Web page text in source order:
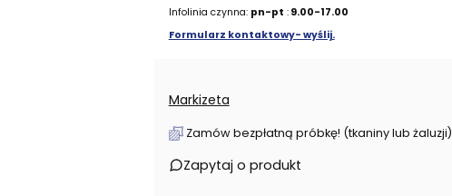
Infolinia czynna: pn-pt :9.00-17.00
Formularz kontaktowy- wyślij.
Markizeta
Zamów bezpłatną próbkę! (tkaniny lub żaluzji)
Zapytaj o produkt